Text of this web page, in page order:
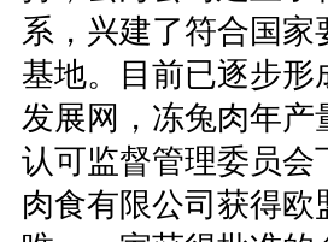
系，兴建了符合国
基地。目前已逐步
发展网，冻兔肉年产
认可监督管理委员会
肉食有限公司获得